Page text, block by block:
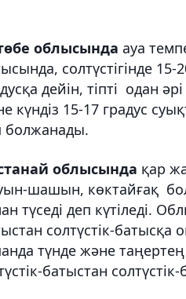
облысында ауа
солтүстігінде
дейін, тіпті одан
күндіз 15-17 градус
болжанады.
облысында қар
шашын, көктайғақ
түседі деп күтіледі.
солтүстік-батысқа
түнде және
батыстан